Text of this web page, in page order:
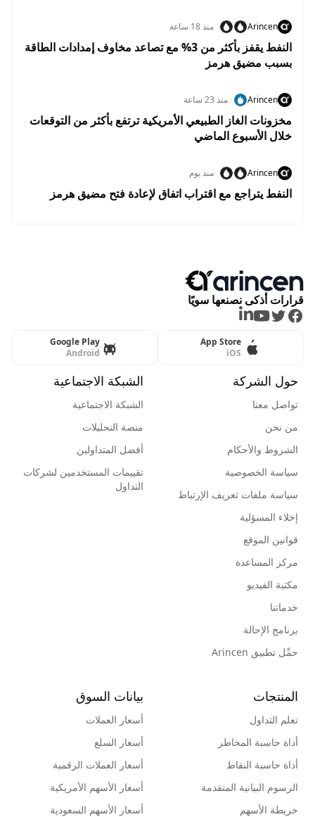
Arincen منذ 18 ساعة
النفط يقفز بأكثر من 3% مع تصاعد مخاوف إمدادات الطاقة
بسبب مضيق هرمز
Arincen منذ 23 ساعة
مخزونات الغاز الطبيعي الأمريكية ترتفع بأكثر من التوقعات
خلال الأسبوع الماضي
Arincen منذ يوم
النفط يتراجع مع اقتراب اتفاق لإعادة فتح مضيق هرمز
قرارات أذكى نصنعها سويًا
Facebook
Twitter
Youtube
LinkedIn
App Store
iOS
Google Play
Android
حول الشركة
تواصل معنا
من نحن
الشروط والأحكام
سياسة الخصوصية
سياسة ملفات تعريف الإرتباط
إخلاء المسؤلية
قوانين الموقع
مركز المساعدة
مكتبة الفيديو
خدماتنا
برنامج الإحالة
حمِّل تطبيق Arincen
الشبكة الاجتماعية
الشبكة الاجتماعية
منصة التحليلات
أفضل المتداولين
تقييمات المستخدمين لشركات
التداول
المنتجات
تعلم التداول
أداة حاسبة المخاطر
أداة حاسبة النقاط
الرسوم البيانية المتقدمة
خريطة الأسهم
بيانات السوق
أسعار العملات
أسعار السلع
أسعار العملات الرقمية
أسعار الأسهم الأمريكية
أسعار الأسهم السعودية